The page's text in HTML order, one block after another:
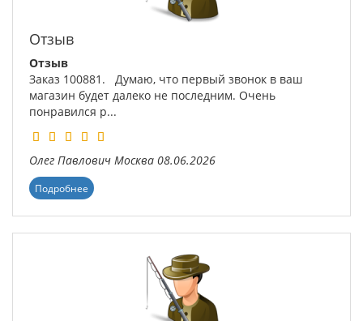
Отзыв
Отзыв
Заказ 100881. Думаю, что первый звонок в ваш
магазин будет далеко не последним. Очень
понравился р...
Олег Павлович Москва 08.06.2026
Подробнее